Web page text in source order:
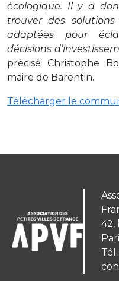
écologique. Il y a
trouver des
adaptées pour
décisions
précisé Christophe
maire de Barentin.
Télécharger le
42,